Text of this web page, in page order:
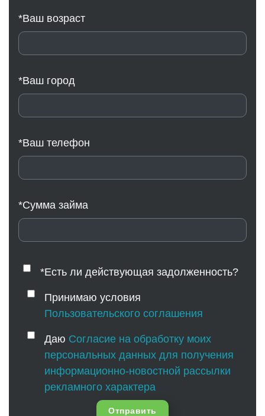
*Ваш возраст
*Ваш город
*Ваш телефон
*Сумма займа
*Есть ли действующая задолженность?
Принимаю условия
Пользовательского соглашения
Даю Согласие на обработку моих
персональных данных для получения
информационно-новостной рассылки
рекламного характера
Отправить